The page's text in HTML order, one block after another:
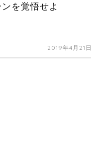
を覚悟せよ
2019年4月21日